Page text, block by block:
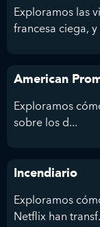
Exploramos las
francesa ciega, y
American
Exploramos
sobre los d...
Incendiario
Exploramos
Netflix han